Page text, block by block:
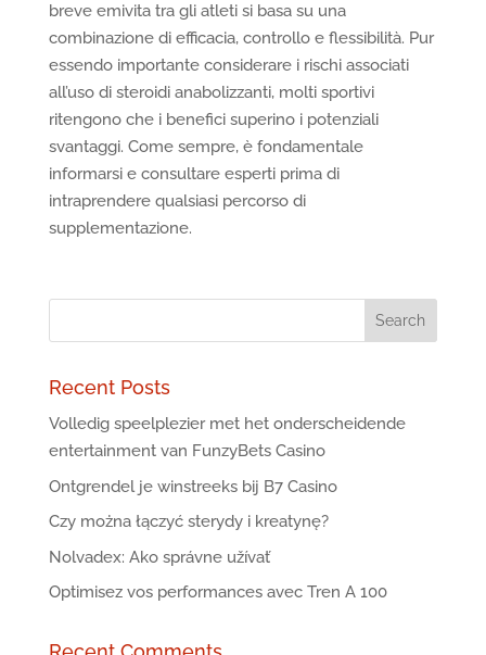
breve emivita tra gli atleti si basa su una
combinazione di efficacia, controllo e flessibilità. Pur
essendo importante considerare i rischi associati
all’uso di steroidi anabolizzanti, molti sportivi
ritengono che i benefici superino i potenziali
svantaggi. Come sempre, è fondamentale
informarsi e consultare esperti prima di
intraprendere qualsiasi percorso di
supplementazione.
Recent Posts
Volledig speelplezier met het onderscheidende
entertainment van FunzyBets Casino
Ontgrendel je winstreeks bij B7 Casino
Czy można łączyć sterydy i kreatynę?
Nolvadex: Ako správne užívať
Optimisez vos performances avec Tren A 100